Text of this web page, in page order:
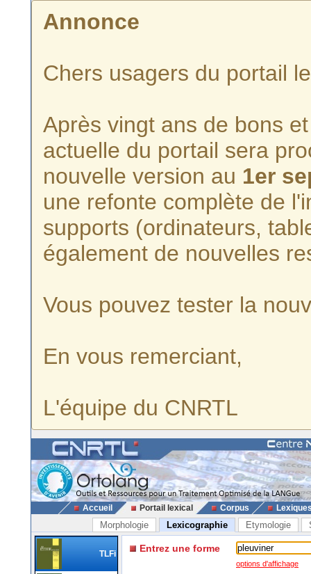
Annonce
Chers usagers du portail
Après vingt ans de bons
actuelle du portail sera
nouvelle version au 1er
une refonte complète de
supports (ordinateurs,
également de nouvelles
Vous pouvez tester la
En vous remerciant,
L'équipe du CNRTL
Accueil Portail lexical Corpus
Morphologie Lexicographie Etymologie
TLFi Entrez une forme
options d'affichage